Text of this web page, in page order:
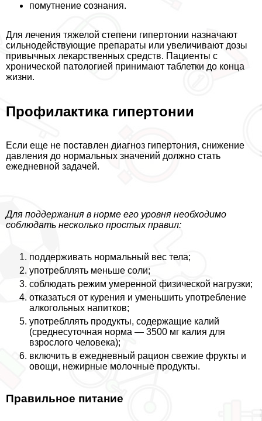
помутнение сознания.
Для лечения тяжелой степени гипертонии назначают
сильнодействующие препараты или увеличивают дозы
привычных лекарственных средств. Пациенты с
хронической патологией принимают таблетки до конца
жизни.
Профилактика гипертонии
Если еще не поставлен диагноз гипертония, снижение
давления до нормальных значений должно стать
ежедневной задачей.
Для поддержания в норме его уровня необходимо
соблюдать несколько простых правил:
поддерживать нормальный вес тела;
употрeбллять меньше соли;
соблюдать режим умеренной физической нагрузки;
отказаться от курения и уменьшить употрeбление
алкогольных напитков;
употрeбллять продукты, содержащие калий
(среднесуточная норма — 3500 мг калия для
взрослого человека);
включить в ежедневный рацион свежие фрукты и
овощи, нежирные молочные продукты.
Правильное питание